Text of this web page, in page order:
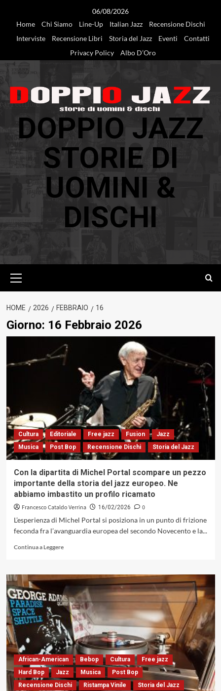
06/08/2026
Home
Chi Siamo Line-Up Italian Jazz
Recensione Dischi
Interviste
Recensione Libri Storia del Jazz Eventi
Contatti
Privacy Policy
Albo D’Oro
DOPPIO JAZZ
STORIE DI
UOMINI &
DISCHI
principale
HOME 2026 FEBBRAIO 16
Giorno: 16 Febbraio 2026
Cultura Editoriale Free jazz Fusion
Jazz
Musica
Post Bop Recensione Dischi Storia del Jazz
Con la dipartita di Michel Portal scompare un pezzo
importante della storia del jazz europeo. Ne
abbiamo imbastito un profilo ricamato
Francesco Cataldo Verrina 16/02/2026
0
L’esperienza di Michel Portal si posiziona in un punto di frizione
feconda fra l’avanguardia europea del secondo Novecento e la...
Continua a LeggereLeggi
su
la
dipartita
di
Michel
Portal
scompare
un
pezzo
importante
della
storia
African-American Bebop Cultura
Free jazz
Hard Bop
Jazz Musica
Post Bop
Recensione Dischi
Ristampa Vinile Storia del Jazz